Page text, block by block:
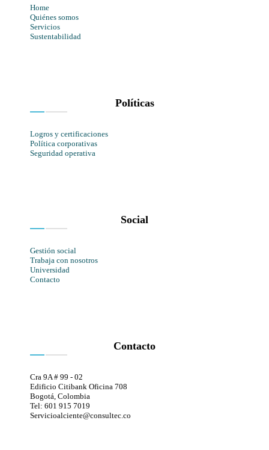
Home
Quiénes somos
Servicios
Sustentabilidad
Políticas
Logros y certificaciones
Política corporativas
Seguridad operativa
Social
Gestión social
Trabaja con nosotros
Universidad
Contacto
Contacto
Cra 9A # 99 - 02
Edificio Citibank Oficina 708
Bogotá, Colombia
Tel: 601 915 7019
Servicioalciente@consultec.co